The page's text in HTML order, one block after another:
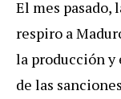
El mes
respiro a
la producción y
de las